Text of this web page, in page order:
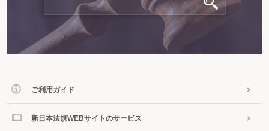
ご利用ガイド
新日本法規WEBサイトのサービス